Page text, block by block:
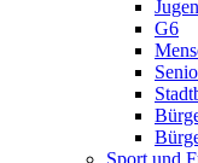
G6
Sport und